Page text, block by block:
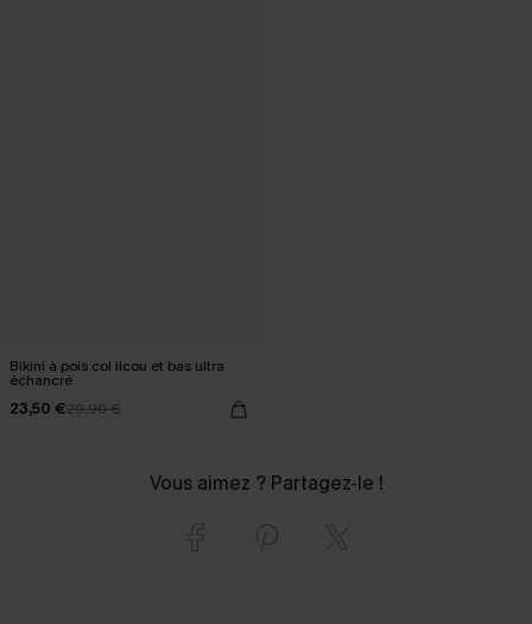
Bikini à pois col licou et bas ultra
échancré
23,50 €29,90 €
Vous aimez ? Partagez-le !